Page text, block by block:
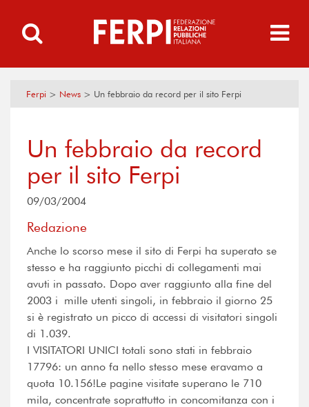
Ferpi > News > Un febbraio da record per il sito Ferpi
Un febbraio da record
per il sito Ferpi
09/03/2004
Redazione
Anche lo scorso mese il sito di Ferpi ha superato se
stesso e ha raggiunto picchi di collegamenti mai
avuti in passato. Dopo aver raggiunto alla fine del
2003 i mille utenti singoli, in febbraio il giorno 25
si è registrato un picco di accessi di visitatori singoli
di 1.039.
I VISITATORI UNICI totali sono stati in febbraio
17796: un anno fa nello stesso mese eravamo a
quota 10.156!Le pagine visitate superano le 710
mila, concentrate soprattutto in concomitanza con i